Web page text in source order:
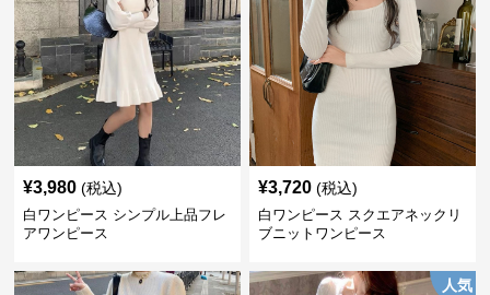
¥3,980 (税込)
白ワンピース シンプル上品フレ
アワンピース
¥3,720 (税込)
白ワンピース スクエアネックリ
ブニットワンピース
人気